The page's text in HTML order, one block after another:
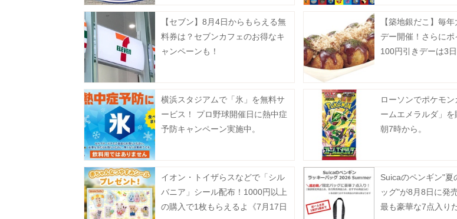
【セブン】8月4日からもらえる無
料券は？セブンカフェのお得なキ
ャンペーンも！
【築地銀だこ】毎
デー開催！さらにポ
100円引きデーは3日
横浜スタジアムで「氷」を無料サ
ービス！ プロ野球開催日に熱中症
予防キャンペーン実施中。
ローソンでポケモン
ームエメラルダ」
朝7時から。
イオン・トイザらスなどで「シル
バニア」シール配布！1000円以上
の購入で1枚もらえるよ《7月17日
Suicaのペンギン"夏
ッグ"が8月8日に発
最も豪華な7点入り